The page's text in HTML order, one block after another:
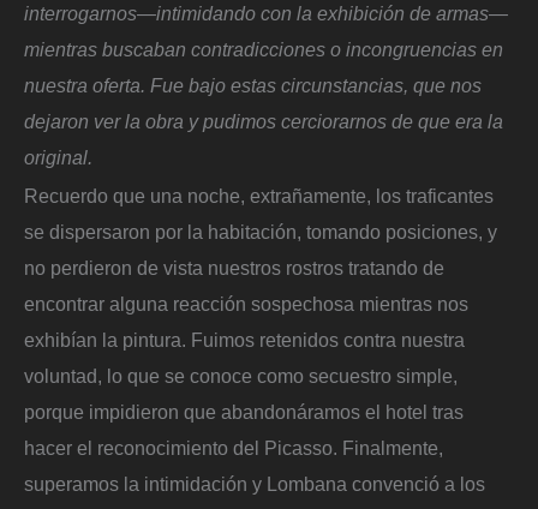
interrogarnos—intimidando con la exhibición de armas—
mientras buscaban contradicciones o incongruencias en
nuestra oferta. Fue bajo estas circunstancias, que nos
dejaron ver la obra y pudimos cerciorarnos de que era la
original.
Recuerdo que una noche, extrañamente, los traficantes
se dispersaron por la habitación, tomando posiciones, y
no perdieron de vista nuestros rostros tratando de
encontrar alguna reacción sospechosa mientras nos
exhibían la pintura. Fuimos retenidos contra nuestra
voluntad, lo que se conoce como secuestro simple,
porque impidieron que abandonáramos el hotel tras
hacer el reconocimiento del Picasso. Finalmente,
superamos la intimidación y Lombana convenció a los